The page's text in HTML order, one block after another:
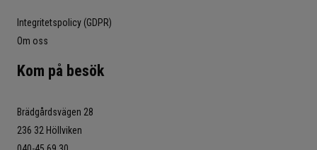
Integritetspolicy (GDPR)
Om oss
Kom på besök
Brädgårdsvägen 28
236 32 Höllviken